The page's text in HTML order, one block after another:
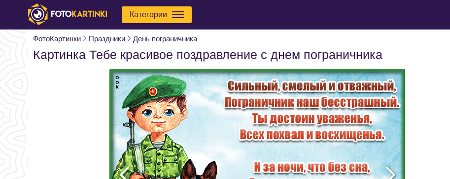
Категории
ФотоКартинки Праздники День пограничника
Картинка Тебе красивое поздравление с днем пограничника